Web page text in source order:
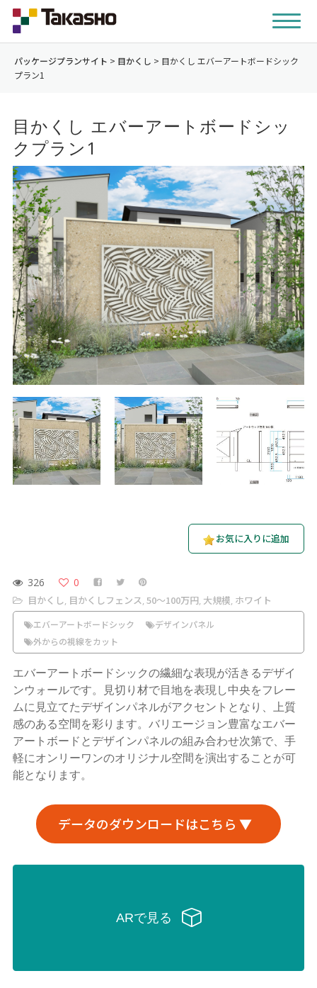
パッケージプランサイト > 目かくし > 目かくし エバーアートボードシック
プラン1
目かくし エバーアートボードシッ
クプラン1
お気に入りに追加
326
0
目かくし, 目かくしフェンス, 50〜100万円, 大規模, ホワイト
エバーアートボードシック
デザインパネル
外からの視線をカット
エバーアートボードシックの繊細な表現が活きるデザイ
ンウォールです。見切り材で目地を表現し中央をフレー
ムに見立てたデザインパネルがアクセントとなり、上質
感のある空間を彩ります。バリエージョン豊富なエバー
アートボードとデザインパネルの組み合わせ次第で、手
軽にオンリーワンのオリジナル空間を演出することが可
能となります。
データのダウンロードはこちら ▼